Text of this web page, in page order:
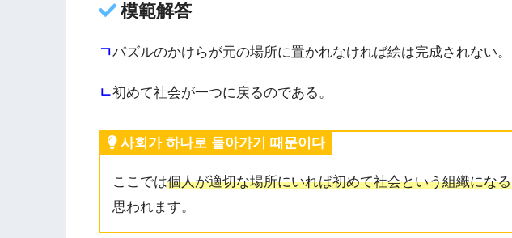
模範解答
ㄱパズルのかけらが元の場所に置かれなければ絵は完成されない。
ㄴ初めて社会が一つに戻るのである。
사회가 하나로 돌아가기 때문이다
ここでは個人が適切な場所にいれば初めて社会という組織になる
思われます。